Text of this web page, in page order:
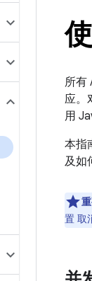
所有
应。
用
本指
及如
置 取